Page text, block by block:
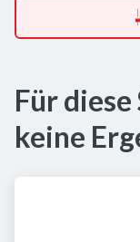
Für
keine